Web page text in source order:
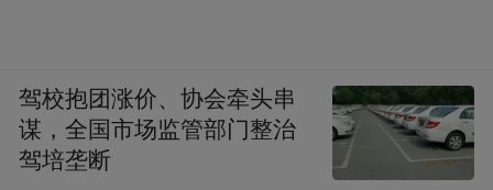
驾校抱团涨价、协会牵头串
谋，全国市场监管部门整治
驾培垄断